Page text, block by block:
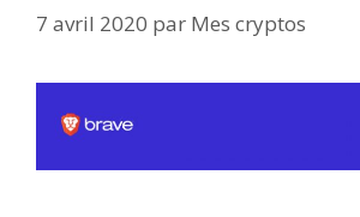
7 avril 2020 par Mes cryptos